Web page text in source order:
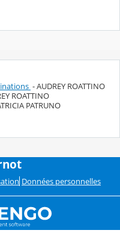
- AUDREY ROATTINO
ROATTINO
PATRUNO
Données personnelles